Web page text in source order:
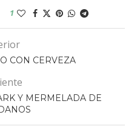
1
CON CERVEZA
Y MERMELADA DE